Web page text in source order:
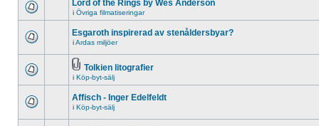
Lord of the Rings by Wes Anderson
i Övriga filmatiseringar
Esgaroth inspirerad av stenåldersbyar?
iArdas miljöer
Tolkien litografier
i Köp-byt-sälj
Affisch - Inger Edelfeldt
i Köp-byt-sälj